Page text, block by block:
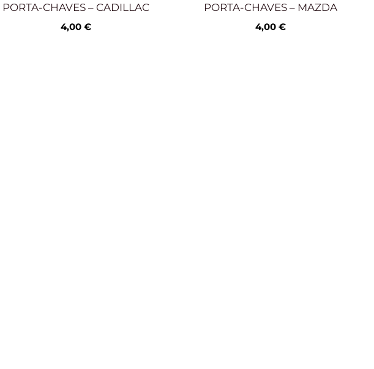
PORTA-CHAVES – CADILLAC
4,00 €
PORTA-CHAVES – MAZDA
4,00 €